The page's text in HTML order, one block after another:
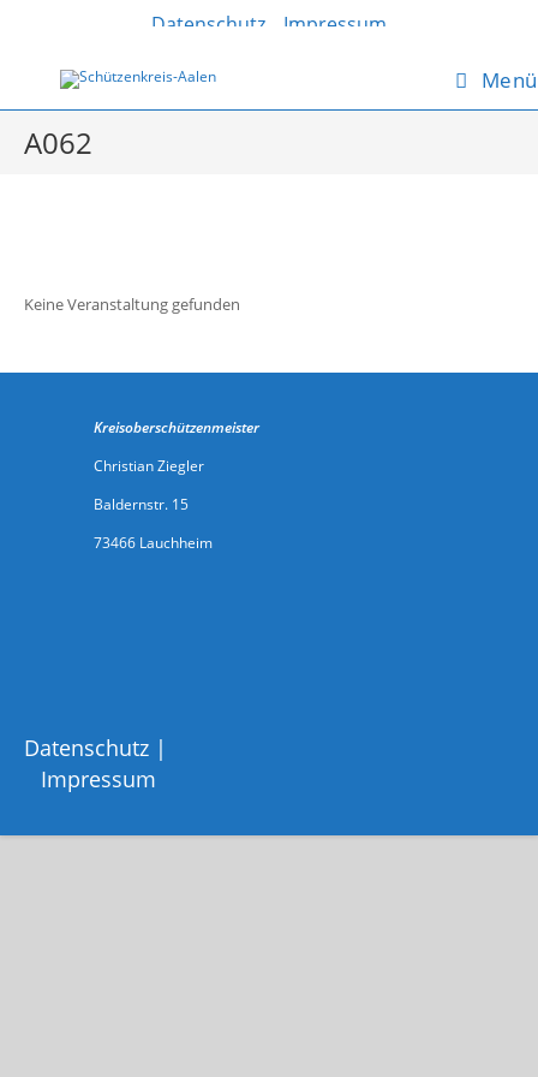
Datenschutz Impressum
Menü
A062
Keine Veranstaltung gefunden
Kreisoberschützenmeister
Christian Ziegler
Baldernstr. 15
73466 Lauchheim
Datenschutz
Impressum